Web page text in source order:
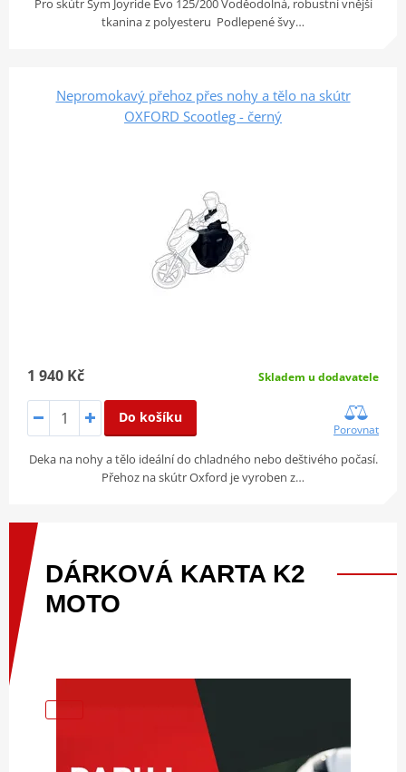
Pro skútr Sym Joyride Evo 125/200 Voděodolná, robustní vnější
tkanina z polyesteru Podlepené švy…
Nepromokavý přehoz přes nohy a tělo na skútr
OXFORD Scootleg - černý
1 940 Kč Skladem u dodavatele
Do košíku
Porovnat
Deka na nohy a tělo ideální do chladného nebo deštivého počasí.
Přehoz na skútr Oxford je vyroben z…
DÁRKOVÁ KARTA K2
MOTO